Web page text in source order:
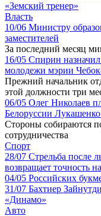
«Земский тренер»
Власть
10/06 Министру
заместителей
За последний месяц
16/05 Спирин
молодежи мэрии
Прежний начальник
этой должности три
06/05 Олег Николаев
Белоруссии
Стороны собираются
сотрудничества
Спорт
28/07 Стрельба после
возвращает точность
04/05 Российских
31/07 Бахтиер
«Динамо»
Авто